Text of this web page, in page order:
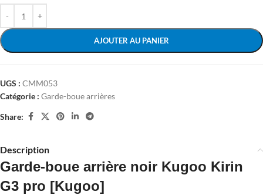
AJOUTER AU PANIER
UGS : CMM053
Catégorie : Garde-boue arrières
Share:
Description
Garde-boue arrière noir Kugoo Kirin
G3 pro [Kugoo]